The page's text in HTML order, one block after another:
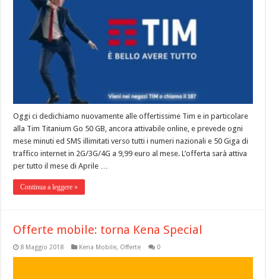
Oggi ci dedichiamo nuovamente alle offertissime Tim e in particolare
alla Tim Titanium Go 50 GB, ancora attivabile online, e prevede ogni
mese minuti ed SMS illimitati verso tutti i numeri nazionali e 50 Giga di
traffico internet in 2G/3G/4G a 9,99 euro al mese. L’offerta sarà attiva
per tutto il mese di Aprile …
Continua a leggere »
Offerte mobile: torna Kena Special
8 Maggio 2018 Kena Mobile, Offerte 0